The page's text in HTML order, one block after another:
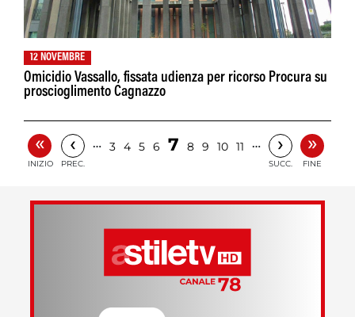
12 NOVEMBRE
Omicidio Vassallo, fissata udienza per ricorso Procura su
proscioglimento Cagnazzo
«
INIZIO
‹
PREC.
… 3 4 5 6 7 8 9 10 11 … ›
SUCC.
»
FINE